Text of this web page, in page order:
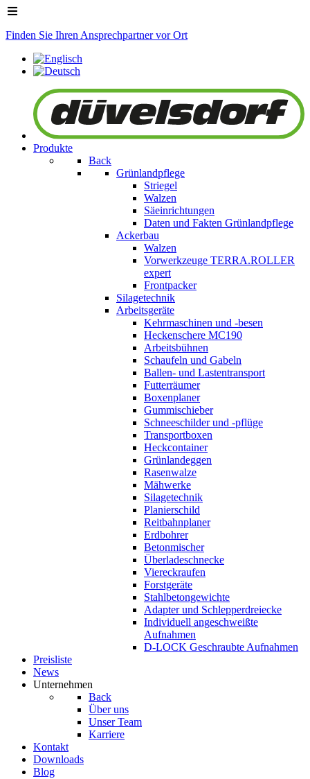
Finden Sie Ihren Ansprechpartner vor Ort
Produkte
Back
Grünlandpflege
Striegel
Walzen
Säeinrichtungen
Daten und Fakten Grünlandpflege
Ackerbau
Walzen
Vorwerkzeuge TERRA.ROLLER
expert
Frontpacker
Silagetechnik
Arbeitsgeräte
Kehrmaschinen und -besen
Heckenschere MC190
Arbeitsbühnen
Schaufeln und Gabeln
Ballen- und Lastentransport
Futterräumer
Boxenplaner
Gummischieber
Schneeschilder und -pflüge
Transportboxen
Heckcontainer
Grünlandeggen
Rasenwalze
Mähwerke
Silagetechnik
Planierschild
Reitbahnplaner
Erdbohrer
Betonmischer
Überladeschnecke
Viereckraufen
Forstgeräte
Stahlbetongewichte
Adapter und Schlepperdreiecke
Individuell angeschweißte
Aufnahmen
D-LOCK Geschraubte Aufnahmen
Preisliste
News
Unternehmen
Back
Über uns
Unser Team
Karriere
Kontakt
Downloads
Blog